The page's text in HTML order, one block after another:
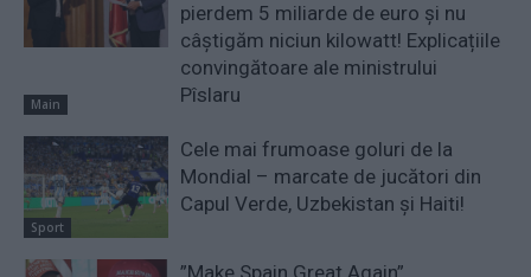
Main
pierdem 5 miliarde de euro și nu
câștigăm niciun kilowatt! Explicațiile
convingătoare ale ministrului
Pîslaru
Sport
Cele mai frumoase goluri de la
Mondial – marcate de jucători din
Capul Verde, Uzbekistan și Haiti!